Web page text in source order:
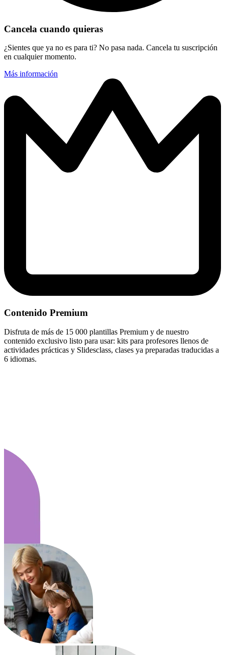
Cancela cuando quieras
¿Sientes que ya no es para ti? No pasa nada. Cancela tu suscripción
en cualquier momento.
Más información
Contenido Premium
Disfruta de más de 15 000 plantillas Premium y de nuestro
contenido exclusivo listo para usar: kits para profesores llenos de
actividades prácticas y Slidesclass, clases ya preparadas traducidas a
6 idiomas.